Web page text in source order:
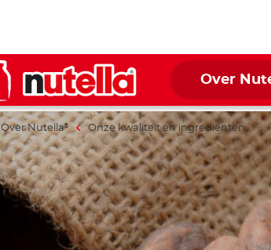
Over
Over Nutella® Onze kwaliteit en ingrediënten